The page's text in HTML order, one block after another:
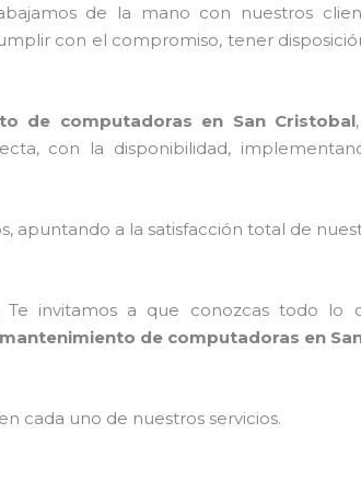
de la mano con nuestros
con el compromiso, tener
de computadoras en San Cristobal
con la disponibilidad,
apuntando a la satisfacción total de
invitamos a que conozcas todo lo
de computadoras en
cada uno de nuestros servicios.